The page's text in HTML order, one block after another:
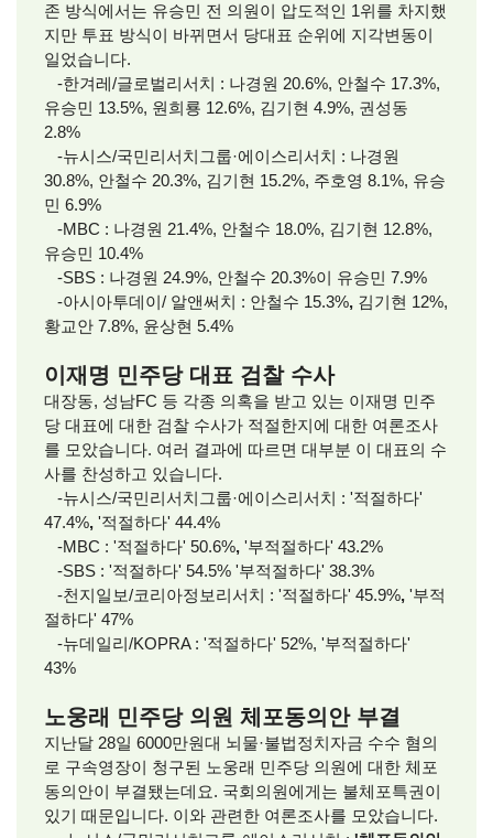
존 방식에서는 유승민 전 의원이 압도적인 1위를 차지했
지만 투표 방식이 바뀌면서 당대표 순위에 지각변동이
일었습니다.
-한겨레/글로벌리서치 : 나경원 20.6%, 안철수 17.3%,
유승민 13.5%, 원희룡 12.6%, 김기현 4.9%, 권성동
2.8%
-뉴시스/국민리서치그룹·에이스리서치 : 나경원
30.8%, 안철수 20.3%, 김기현 15.2%, 주호영 8.1%, 유승
민 6.9%
-MBC : 나경원 21.4%, 안철수 18.0%, 김기현 12.8%,
유승민 10.4%
-SBS : 나경원 24.9%, 안철수 20.3%이 유승민 7.9%
-아시아투데이/ 알앤써치 : 안철수 15.3%, 김기현 12%,
황교안 7.8%, 윤상현 5.4%
이재명 민주당 대표 검찰 수사
대장동, 성남FC 등 각종 의혹을 받고 있는 이재명 민주
당 대표에 대한 검찰 수사가 적절한지에 대한 여론조사
를 모았습니다. 여러 결과에 따르면 대부분 이 대표의 수
사를 찬성하고 있습니다.
-뉴시스/국민리서치그룹·에이스리서치 : '적절하다'
47.4%, '적절하다' 44.4%
-MBC : '적절하다' 50.6%, '부적절하다' 43.2%
-SBS : '적절하다' 54.5% '부적절하다' 38.3%
-천지일보/코리아정보리서치 : '적절하다' 45.9%, '부적
절하다' 47%
-뉴데일리/KOPRA : '적절하다' 52%, '부적절하다'
43%
노웅래 민주당 의원 체포동의안 부결
지난달 28일 6000만원대 뇌물·불법정치자금 수수 혐의
로 구속영장이 청구된 노웅래 민주당 의원에 대한 체포
동의안이 부결됐는데요. 국회의원에게는 불체포특권이
있기 때문입니다. 이와 관련한 여론조사를 모았습니다.